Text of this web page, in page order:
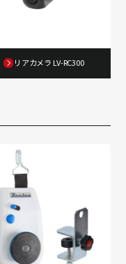
リアカメラ LV-RC300